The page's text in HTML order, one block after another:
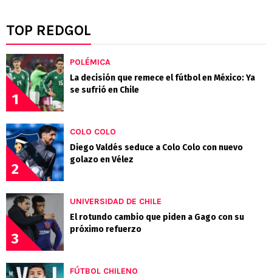
TOP REDGOL
1
POLÉMICA
La decisión que remece el fútbol en México: Ya
se sufrió en Chile
2
COLO COLO
Diego Valdés seduce a Colo Colo con nuevo
golazo en Vélez
3
UNIVERSIDAD DE CHILE
El rotundo cambio que piden a Gago con su
próximo refuerzo
FÚTBOL CHILENO